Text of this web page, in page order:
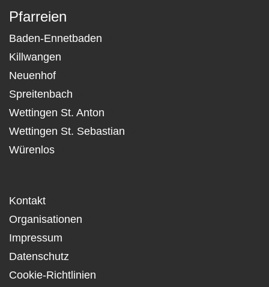
Pfarreien
Baden-Ennetbaden
Killwangen
Neuenhof
Spreitenbach
Wettingen St. Anton
Wettingen St. Sebastian
Würenlos
Kontakt
Organisationen
Impressum
Datenschutz
Cookie-Richtlinien